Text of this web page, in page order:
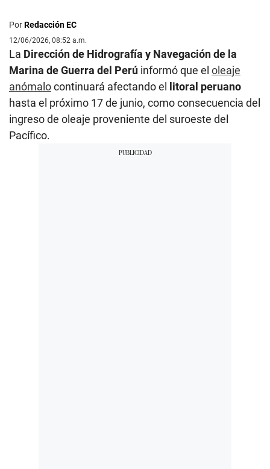
PorRedacción EC
12/06/2026, 08:52 a.m.
La Dirección de Hidrografía y Navegación de la
Marina de Guerra del Perú informó que el oleaje
anómalocontinuará afectando el
litoral peruano
hasta el próximo 17 de junio, como consecuencia del
ingreso de oleaje proveniente del suroeste del
Pacífico.